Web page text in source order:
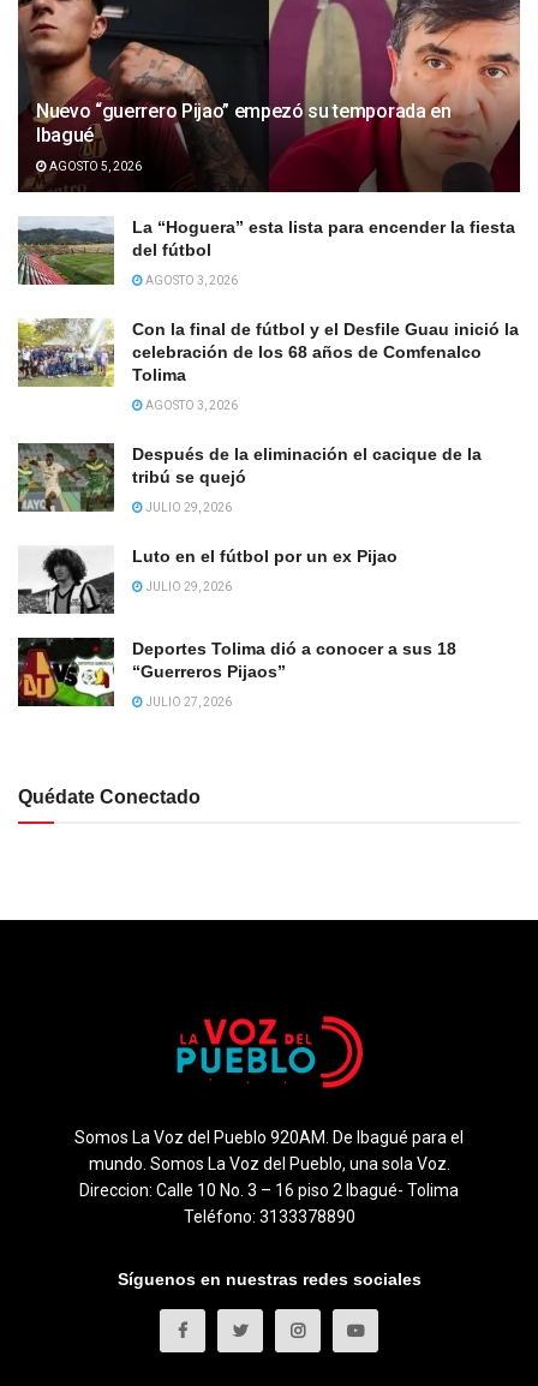
Nuevo “guerrero Pijao” empezó su temporada en
Ibagué
AGOSTO 5, 2026
La “Hoguera” esta lista para encender la fiesta
del fútbol
AGOSTO 3, 2026
Con la final de fútbol y el Desfile Guau inició la
celebración de los 68 años de Comfenalco
Tolima
AGOSTO 3, 2026
Después de la eliminación el cacique de la
tribú se quejó
JULIO 29, 2026
Luto en el fútbol por un ex Pijao
JULIO 29, 2026
Deportes Tolima dió a conocer a sus 18
“Guerreros Pijaos”
JULIO 27, 2026
Quédate Conectado
Somos La Voz del Pueblo 920AM. De Ibagué para el
mundo. Somos La Voz del Pueblo, una sola Voz.
Direccion: Calle 10 No. 3 – 16 piso 2 Ibagué- Tolima
Teléfono: 3133378890
Síguenos en nuestras redes sociales